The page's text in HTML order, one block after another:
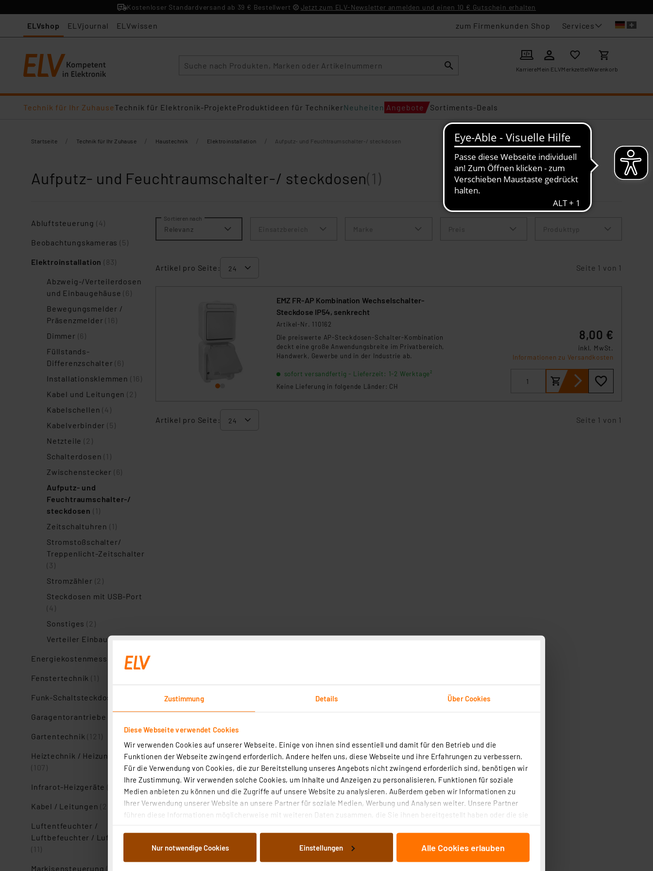
Zustimmung Details Über Cookies
Diese Webseite verwendet Cookies
Wir verwenden Cookies auf unserer Webseite. Einige von ihnen sind essentiell und damit für den Betrieb und die
Funktionen der Webseite zwingend erforderlich. Andere helfen uns, diese Webseite und ihre Erfahrungen zu verbessern.
Für die Verwendung von Cookies, die zur Bereitstellung unseres Angebots nicht zwingend erforderlich sind, benötigen wir
Ihre Zustimmung. Wir verwenden solche Cookies, um Inhalte und Anzeigen zu personalisieren, Funktionen für soziale
Medien anbieten zu können und die Zugriffe auf unsere Website zu analysieren. Außerdem geben wir Informationen zu
Ihrer Verwendung unserer Website an unsere Partner für soziale Medien, Werbung und Analysen weiter. Unsere Partner
führen diese Informationen möglicherweise mit weiteren Daten zusammen, die Sie ihnen bereitgestellt haben oder die sie
Weiterverarbeitung für die nachfolgend dargestellten bzw. die von Ihnen ausgewählten Verarbeitungszwecke (Art. 6
Abs.1a DSG-VO) zu. Eine detaillierte Auflistung der einzelnen Cookies nach Zweck und Anbieter ist durch Klick auf den
Nur notwendige Cookies Einstellungen Alle Cookies erlauben
Kostenloser Standardversand ab 39 € Bestellwert Jetzt zum ELV-Newsletter anmelden und einen 10 € Gutschein erhalten
ELVshop ELVjournal ELVwissen zum Firmenkunden Shop Services
KarriereMein ELVMerkzettelWarenkorb
Technik für Ihr ZuhauseTechnik für Elektronik-ProjekteProduktideen für TechnikerNeuheiten Angebote Sortiments-Deals
Startseite / Technik für Ihr Zuhause / Haustechnik / Elektroinstallation / Aufputz- und Feuchtraumschalter-/ steckdosen
Aufputz- und Feuchtraumschalter-/ steckdosen(1)
Abluftsteuerung (4)
Beobachtungskameras(5)
Elektroinstallation (83)
Abzweig-/Verteilerdosen
und Einbaugehäuse(6)
Bewegungsmelder /
Präsenzmelder(16)
Dimmer (6)
Füllstands-
Differenzschalter(6)
Installationsklemmen (16)
Kabel und Leitungen(2)
Kabelschellen(4)
Kabelverbinder(5)
Netzteile (2)
Schalterdosen(1)
Zwischenstecker (6)
Aufputz- und
Feuchtraumschalter-/
steckdosen (1)
Zeitschaltuhren (1)
Stromstoßschalter/
Treppenlicht-Zeitschalter
(3)
Stromzähler (2)
Steckdosen mit USB-Port
(4)
Sonstiges(2)
Verteiler Einbaugeräte(1)
Energiekostenmessgeräte(13)
Fenstertechnik(1)
Funk-Schaltsteckdosen
Garagentorantriebe
Gartentechnik(121)
Heiztechnik / Heizungsregler
(107)
Infrarot-Heizgeräte(2)
Kabel / Leitungen(28)
Luftentfeuchter /
Luftbefeuchter / Luftreiniger
(11)
Markisensteuerung(6)
Sortieren nach
Relevanz Einsatzbereich Marke Preis Produkttyp
Artikel pro Seite: Seite 1 von 1
EMZ FR-AP Kombination Wechselschalter-
Steckdose IP54, senkrecht
Artikel-Nr. 110162
Die preiswerte AP-Steckdosen-Schalter-Kombination
deckt eine große Anwendungsbreite im Privatbereich,
Handwerk, Gewerbe und in der Industrie ab.
sofort versandfertig - Lieferzeit: 1-2 Werktage²
Keine Lieferung in folgende Länder: CH
8,00 €
inkl. MwSt.
Informationen zu Versandkosten
Artikel pro Seite: Seite 1 von 1